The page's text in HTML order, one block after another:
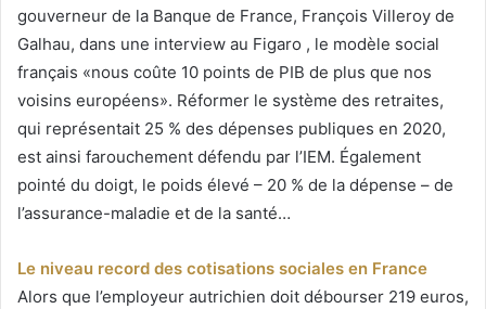
gouverneur de la Banque de France, François Villeroy de
Galhau, dans une interview au Figaro , le modèle social
français «nous coûte 10 points de PIB de plus que nos
voisins européens». Réformer le système des retraites,
qui représentait 25 % des dépenses publiques en 2020,
est ainsi farouchement défendu par l’IEM. Également
pointé du doigt, le poids élevé – 20 % de la dépense – de
l’assurance-maladie et de la santé…
Le niveau record des cotisations sociales en France
Alors que l’employeur autrichien doit débourser 219 euros,